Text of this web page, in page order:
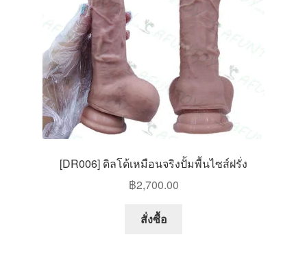
on
the
product
page
[DR006] ดิลโด้เหมือนจริงปั้มพื้นไซส์ฝรั่ง
฿2,700.00
สั่งซื้อ